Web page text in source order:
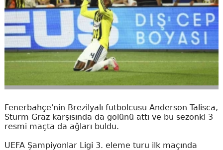
Fenerbahçe'nin Brezilyalı futbolcusu Anderson Talisca,
Sturm Graz karşısında da golünü attı ve bu sezonki 3
resmi maçta da ağları buldu.
UEFA Şampiyonlar Ligi 3. eleme turu ilk maçında